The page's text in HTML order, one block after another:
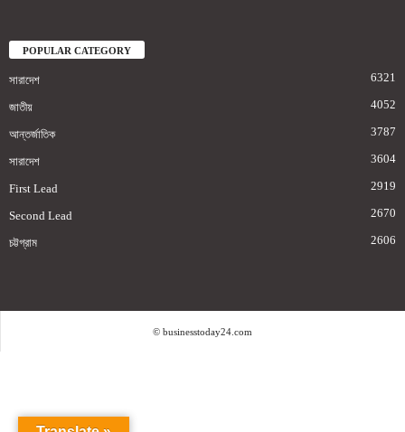
POPULAR CATEGORY
সারাদেশ 6321
জাতীয় 4052
আন্তর্জাতিক 3787
সারাদেশ 3604
First Lead 2919
Second Lead 2670
চট্টগ্রাম 2606
© businesstoday24.com